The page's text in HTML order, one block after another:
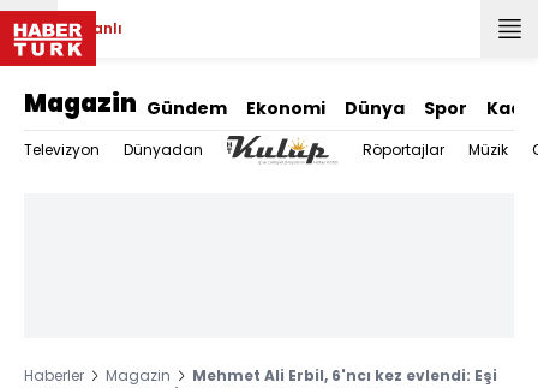
Canlı
Magazin Gündem Ekonomi Dünya Spor
Televizyon Dünyadan Röportajlar Müzik
Haberler Magazin
Mehmet Ali Erbil, 6'ncı kez evlendi: Eşi